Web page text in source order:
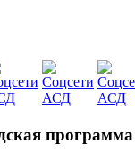
программа